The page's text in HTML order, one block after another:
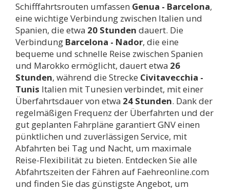
Schifffahrtsrouten umfassen Genua - Barcelona,
eine wichtige Verbindung zwischen Italien und
Spanien, die etwa 20 Stunden dauert. Die
Verbindung Barcelona - Nador, die eine
bequeme und schnelle Reise zwischen Spanien
und Marokko ermöglicht, dauert etwa 26
Stunden, während die Strecke Civitavecchia -
Tunis Italien mit Tunesien verbindet, mit einer
Überfahrtsdauer von etwa 24 Stunden. Dank der
regelmäßigen Frequenz der Überfahrten und der
gut geplanten Fahrpläne garantiert GNV einen
pünktlichen und zuverlässigen Service, mit
Abfahrten bei Tag und Nacht, um maximale
Reise-Flexibilität zu bieten. Entdecken Sie alle
Abfahrtszeiten der Fähren auf Faehreonline.com
und finden Sie das günstigste Angebot, um